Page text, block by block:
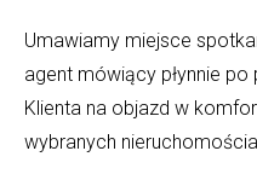
Umawiamy miejsce
agent mówiący płynnie
Klienta na objazd w
wybranych